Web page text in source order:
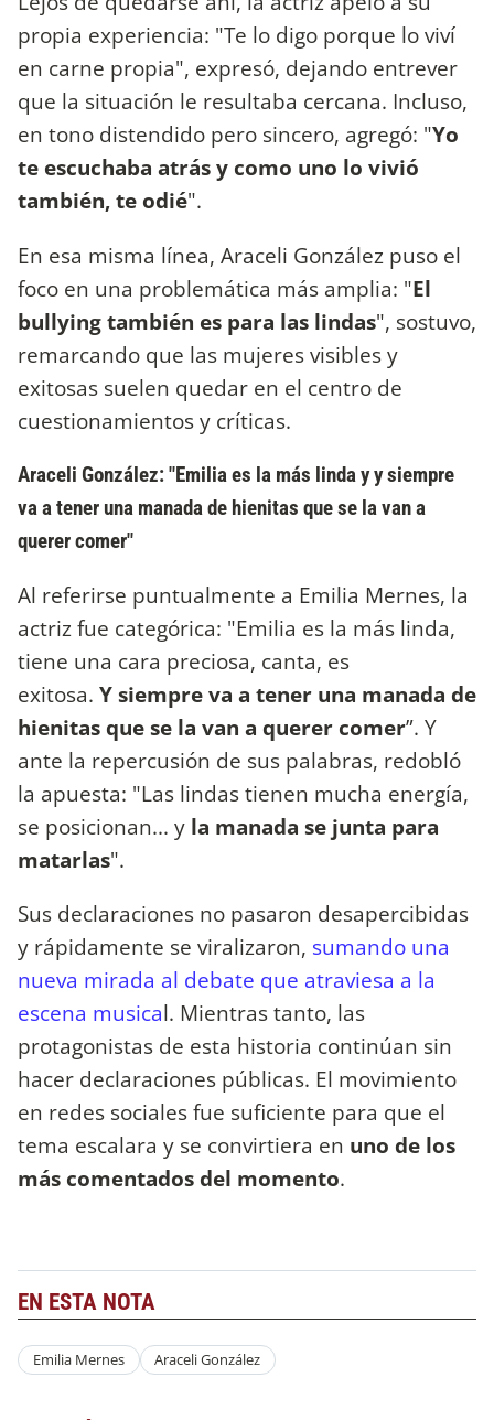
propia experiencia: "Te lo digo porque lo viví
en carne propia", expresó, dejando entrever
que la situación le resultaba cercana. Incluso,
en tono distendido pero sincero, agregó: "Yo
te escuchaba atrás y como uno lo vivió
también, te odié".
En esa misma línea, Araceli González puso el
foco en una problemática más amplia: "El
bullying también es para las lindas", sostuvo,
remarcando que las mujeres visibles y
exitosas suelen quedar en el centro de
cuestionamientos y críticas.
Araceli González: "Emilia es la más linda y y siempre
va a tener una manada de hienitas que se la van a
querer comer"
Al referirse puntualmente a Emilia Mernes, la
actriz fue categórica: "Emilia es la más linda,
tiene una cara preciosa, canta, es
exitosa. Y siempre va a tener una manada de
hienitas que se la van a querer comer”. Y
ante la repercusión de sus palabras, redobló
la apuesta: "Las lindas tienen mucha energía,
se posicionan... y la manada se junta para
matarlas".
Sus declaraciones no pasaron desapercibidas
y rápidamente se viralizaron, sumando una
nueva mirada al debate que atraviesa a la
escena musical. Mientras tanto, las
protagonistas de esta historia continúan sin
hacer declaraciones públicas. El movimiento
en redes sociales fue suficiente para que el
tema escalara y se convirtiera en uno de los
más comentados del momento.
EN ESTA NOTA
Emilia Mernes Araceli González